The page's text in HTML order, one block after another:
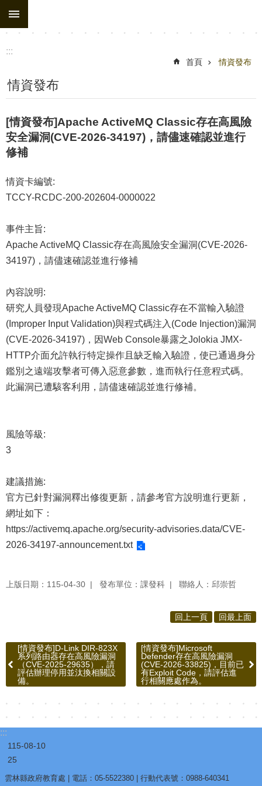
跳到主要內容區塊
:::
首頁 情資發布
情資發布
[情資發布]Apache ActiveMQ Classic存在高風險
安全漏洞(CVE-2026-34197)，請儘速確認並進行
修補
情資卡編號:
TCCY-RCDC-200-202604-0000022
事件主旨:
Apache ActiveMQ Classic存在高風險安全漏洞(CVE-2026-
34197)，請儘速確認並進行修補
內容說明:
研究人員發現Apache ActiveMQ Classic存在不當輸入驗證
(Improper Input Validation)與程式碼注入(Code Injection)漏洞
(CVE-2026-34197)，因Web Console暴露之Jolokia JMX-
HTTP介面允許執行特定操作且缺乏輸入驗證，使已通過身分
鑑別之遠端攻擊者可傳入惡意參數，進而執行任意程式碼。
此漏洞已遭駭客利用，請儘速確認並進行修補。
風險等級:
3
建議措施:
官方已針對漏洞釋出修復更新，請參考官方說明進行更新，
網址如下：
https://activemq.apache.org/security-advisories.data/CVE-
2026-34197-announcement.txt
上版日期：115-04-30 發布單位：課發科 聯絡人：邱崇哲
回上一頁 回最上面
[情資發布]D-Link DIR-823X
系列路由器存在高風險漏洞
（CVE-2025-29635），請
評估辦理停用並汰換相關設
備。
[情資發布]Microsoft
Defender存在高風險漏洞
(CVE-2026-33825)，目前已
有Exploit Code，請評估進
行相關應處作為。
:::
115-08-10
25
雲林縣政府教育處 | 電話：05-5522380 | 行動代表號：0988-640341